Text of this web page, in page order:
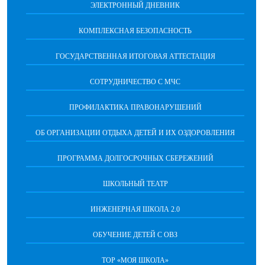
ЭЛЕКТРОННЫЙ ДНЕВНИК
КОМПЛЕКСНАЯ БЕЗОПАСНОСТЬ
ГОСУДАРСТВЕННАЯ ИТОГОВАЯ АТТЕСТАЦИЯ
CОТРУДНИЧЕСТВО С МЧС
ПРОФИЛАКТИКА ПРАВОНАРУШЕНИЙ
ОБ ОРГАНИЗАЦИИ ОТДЫХА ДЕТЕЙ И ИХ ОЗДОРОВЛЕНИЯ
ПРОГРАММА ДОЛГОСРОЧНЫХ СБЕРЕЖЕНИЙ
ШКОЛЬНЫЙ ТЕАТР
ИНЖЕНЕРНАЯ ШКОЛА 2.0
ОБУЧЕНИЕ ДЕТЕЙ С ОВЗ
ТОР «МОЯ ШКОЛА»